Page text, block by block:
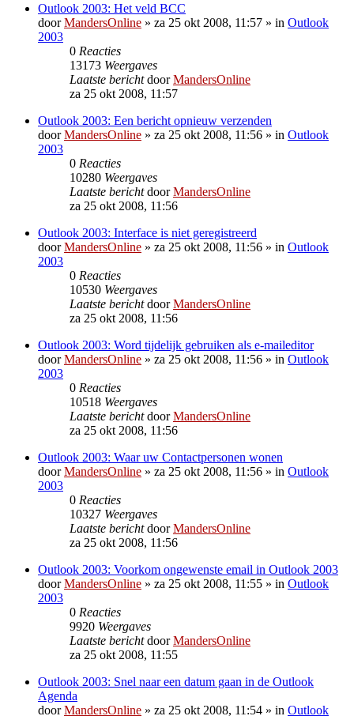
Outlook 2003: Het veld BCC
doorMandersOnline » za 25 okt 2008, 11:57 » in Outlook
2003
0 Reacties
13173 Weergaves
Laatste berichtdoorMandersOnline
za 25 okt 2008, 11:57
Outlook 2003: Een bericht opnieuw verzenden
doorMandersOnline » za 25 okt 2008, 11:56 » in Outlook
2003
0 Reacties
10280 Weergaves
Laatste berichtdoorMandersOnline
za 25 okt 2008, 11:56
Outlook 2003: Interface is niet geregistreerd
doorMandersOnline » za 25 okt 2008, 11:56 » in Outlook
2003
0 Reacties
10530 Weergaves
Laatste berichtdoorMandersOnline
za 25 okt 2008, 11:56
Outlook 2003: Word tijdelijk gebruiken als e-maileditor
doorMandersOnline » za 25 okt 2008, 11:56 » in Outlook
2003
0 Reacties
10518 Weergaves
Laatste berichtdoorMandersOnline
za 25 okt 2008, 11:56
Outlook 2003: Waar uw Contactpersonen wonen
doorMandersOnline » za 25 okt 2008, 11:56 » in Outlook
2003
0 Reacties
10327 Weergaves
Laatste berichtdoorMandersOnline
za 25 okt 2008, 11:56
Outlook 2003: Voorkom ongewenste email in Outlook 2003
doorMandersOnline » za 25 okt 2008, 11:55 » in Outlook
2003
0 Reacties
9920 Weergaves
Laatste berichtdoorMandersOnline
za 25 okt 2008, 11:55
Outlook 2003: Snel naar een datum gaan in de Outlook
Agenda
doorMandersOnline » za 25 okt 2008, 11:54 » in Outlook